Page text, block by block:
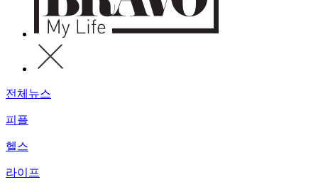
전체뉴스
피플
헬스
라이프